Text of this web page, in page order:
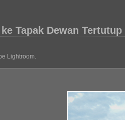
Tapak Dewan
Lightroom.